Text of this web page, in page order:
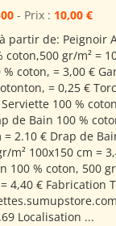
- Prix : 10,00 €
à partir de: Peignoir
coton,500 gr/m² =
coton, = 3,00 €
= 0,25 €
100 %
de Bain 100 %
= 2.10 € Drap de
m² 100x150 cm =
100 % coton, 500
4,40 € Fabrication
Localisation ...